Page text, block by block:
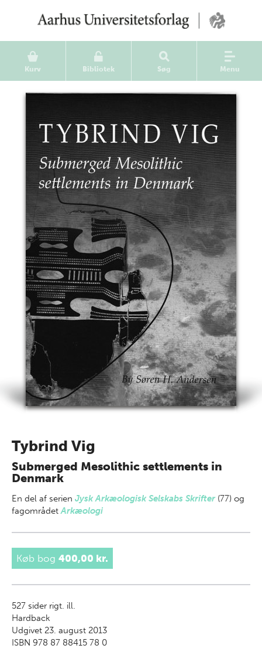
Kurv Bibliotek Søg Menu
Tybrind Vig
Submerged Mesolithic settlements in
Denmark
En del af serien Jysk Arkæologisk Selskabs Skrifter (77) og
fagområdetArkæologi
Køb bog 400,00 kr.
527 sider rigt. ill.
Hardback
Udgivet 23. august 2013
ISBN 978 87 88415 78 0